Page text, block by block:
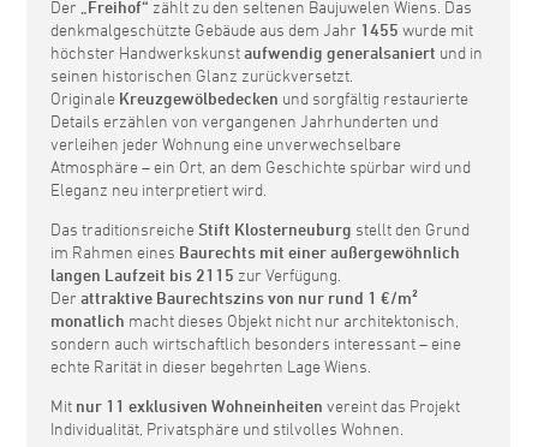
Der „Freihof“ zählt zu den seltenen Baujuwelen Wiens. Das
denkmalgeschützte Gebäude aus dem Jahr 1455 wurde mit
höchster Handwerkskunstaufwendig generalsaniert und in
seinen historischen Glanz zurückversetzt.
Originale Kreuzgewölbedecken und sorgfältig restaurierte
Details erzählen von vergangenen Jahrhunderten und
verleihen jeder Wohnung eine unverwechselbare
Atmosphäre – ein Ort, an dem Geschichte spürbar wird und
Eleganz neu interpretiert wird.
Das traditionsreiche Stift Klosterneuburg stellt den Grund
im Rahmen eines Baurechts mit einer außergewöhnlich
langen Laufzeit bis 2115 zur Verfügung.
Der attraktive Baurechtszins von nur rund 1 €/m²
monatlich macht dieses Objekt nicht nur architektonisch,
sondern auch wirtschaftlich besonders interessant – eine
echte Rarität in dieser begehrten Lage Wiens.
Mit nur 11 exklusiven Wohneinheiten vereint das Projekt
Individualität, Privatsphäre und stilvolles Wohnen.